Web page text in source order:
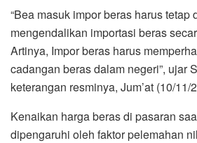
“Bea masuk impor beras harus tetap
mengendalikan importasi beras
Artinya, Impor beras harus
cadangan beras dalam negeri”, ujar
keterangan resminya, Jum’at (10/11/
Kenaikan harga beras di pasaran
dipengaruhi oleh faktor pelemahan